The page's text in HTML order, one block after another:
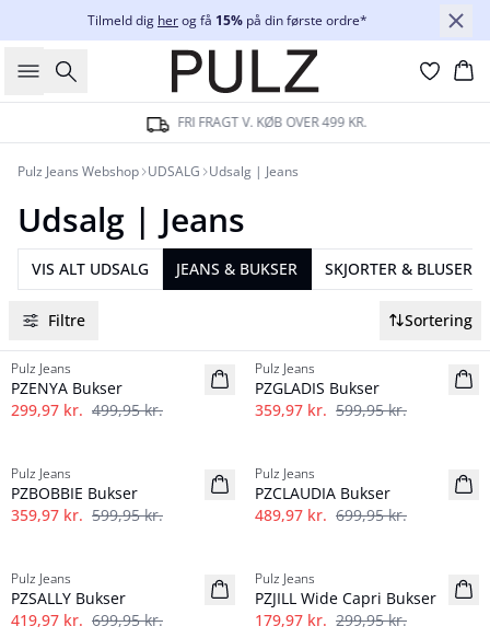
Tilmeld dig herog få 15% på din første ordre*
Søg
FRI FRAGT V. KØB OVER 499 KR.
Pulz Jeans Webshop UDSALG Udsalg | Jeans
Udsalg | Jeans
VIS ALT UDSALG JEANS & BUKSER SKJORTER & BLUSER
Filtre Sortering
-40%
Pulz Jeans
PZENYA Bukser
299,97 kr. 499,95 kr.
Pulz Jeans
PZGLADIS Bukser
359,97 kr. 599,95 kr.
Pulz Jeans
PZBOBBIE Bukser
359,97 kr. 599,95 kr.
Pulz Jeans
PZCLAUDIA Bukser
489,97 kr. 699,95 kr.
Pulz Jeans
PZSALLY Bukser
419,97 kr. 699,95 kr.
Pulz Jeans
PZJILL Wide Capri Bukser
179,97 kr. 299,95 kr.